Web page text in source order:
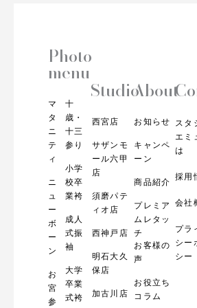
Photo
menu
マ
タ
ニ
テ
ィ
ニ
ュ
ー
ボ
ー
ン
お
宮
参
十
歳・
十三
参り
小学
校卒
業袴
成人
式振
袖
大学
卒業
式袴
Studio
西宮店
サザンモ
ール六甲
店
須磨パテ
ィオ店
西神戸店
明石大久
保店
加古川店
About
お知らせ
キャンペ
ーン
商品紹介
プレミア
ムレタッ
チ
お客様の
声
お役立ち
コラム
スタ
エミ
は
採用
会社
プラ
シー
シー